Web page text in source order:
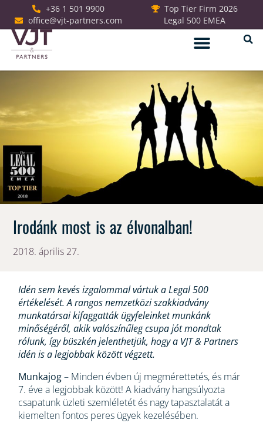
+36 1 501 9900
office@vjt-partners.com
Top Tier Firm 2026
Legal 500 EMEA
Irodánk most is az élvonalban!
2018. április 27.
Idén sem kevés izgalommal vártuk a Legal 500
értékelését. A rangos nemzetközi szakkiadvány
munkatársai kifaggatták ügyfeleinket munkánk
minőségéről, akik valószínűleg csupa jót mondtak
rólunk, így büszkén jelenthetjük, hogy a VJT & Partners
idén is a legjobbak között végzett.
Munkajog– Minden évben új megmérettetés, és már
7. éve a legjobbak között! A kiadvány hangsúlyozta
csapatunk üzleti szemléletét és nagy tapasztalatát a
kiemelten fontos peres ügyek kezelésében.